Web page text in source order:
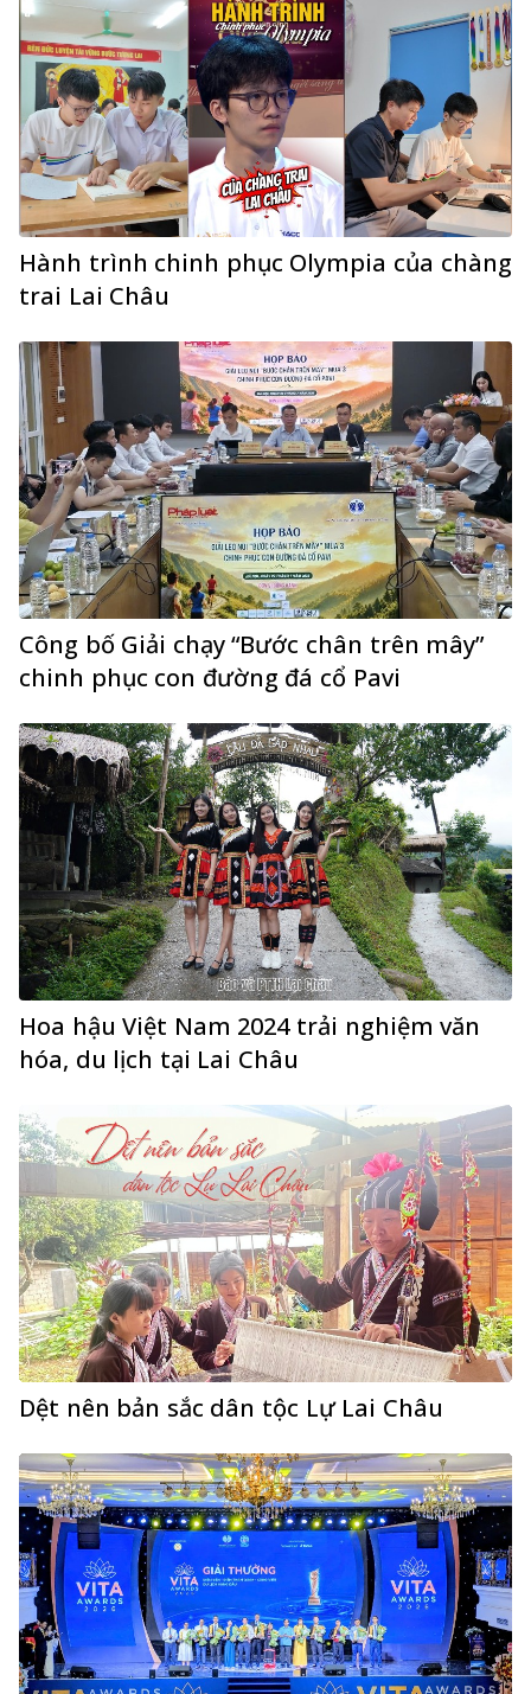
Hành trình chinh phục Olympia của chàng
trai Lai Châu
Công bố Giải chạy “Bước chân trên mây”
chinh phục con đường đá cổ Pavi
Hoa hậu Việt Nam 2024 trải nghiệm văn
hóa, du lịch tại Lai Châu
Dệt nên bản sắc dân tộc Lự Lai Châu